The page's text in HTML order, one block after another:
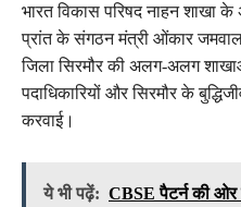
भारत विकास परिषद नाहन शाखा
प्रांत के संगठन मंत्री ओंकार जमवाल
जिला सिरमौर की अलग-अलग
पदाधिकारियों और सिरमौर के
करवाई।
ये भी पढ़ें: CBSE पैटर्न की